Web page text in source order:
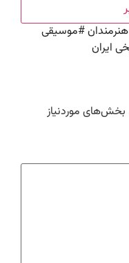
#موسیقی
ایران
بخش‌های موردنیاز